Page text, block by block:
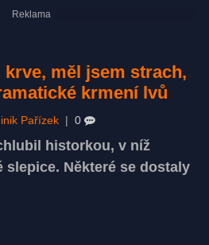
měl jsem strach,
krmení lvů
Pařízek 0
historkou, v níž
slepice. Některé se dostaly